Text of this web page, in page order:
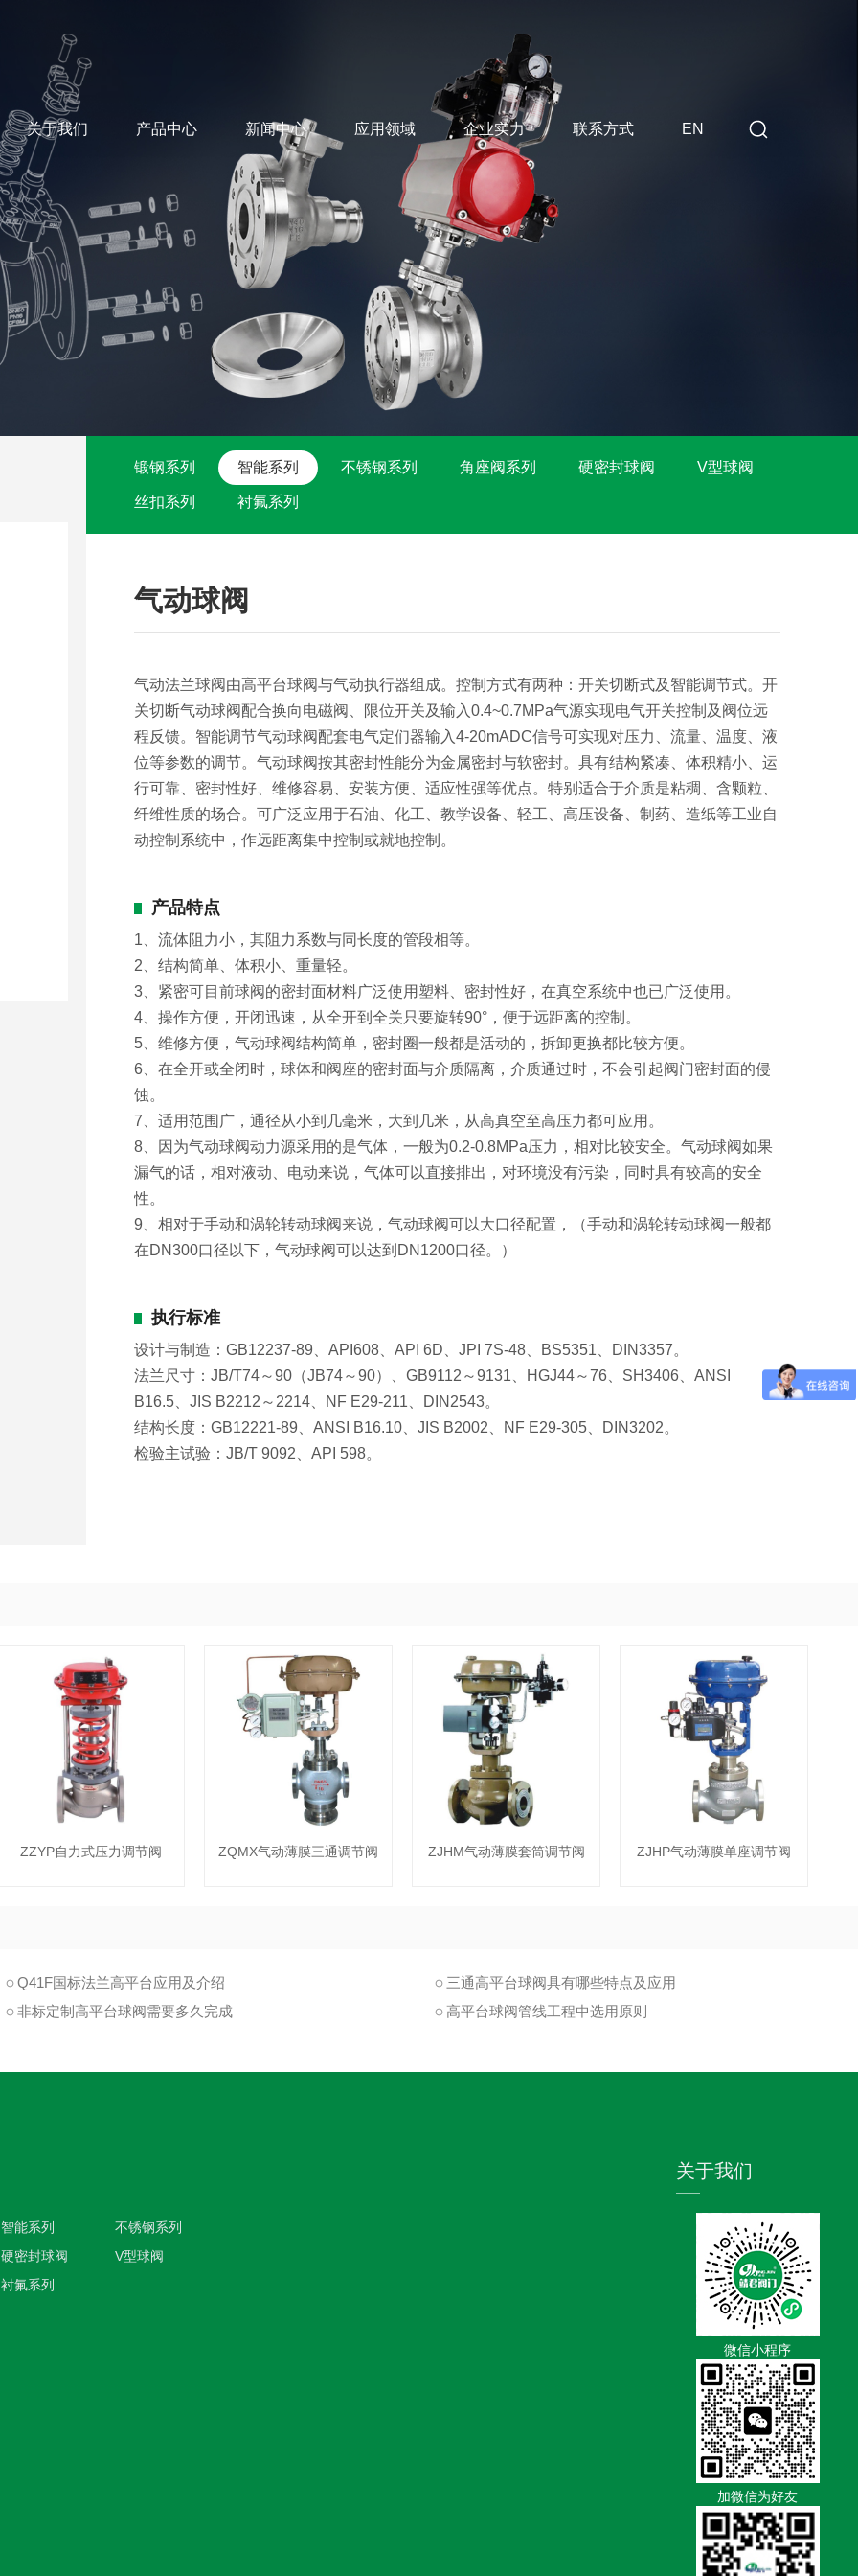
关于我们 产品中心 新闻中心 应用领域 企业实力 联系方式 EN
锻钢系列 智能系列 不锈钢系列 角座阀系列 硬密封球阀 V型球阀
丝扣系列 衬氟系列
气动球阀
气动法兰球阀由高平台球阀与气动执行器组成。控制方式有两种：开关切断式及智能调节式。开
关切断气动球阀配合换向电磁阀、限位开关及输入0.4~0.7MPa气源实现电气开关控制及阀位远
程反馈。智能调节气动球阀配套电气定们器输入4-20mADC信号可实现对压力、流量、温度、液
位等参数的调节。气动球阀按其密封性能分为金属密封与软密封。具有结构紧凑、体积精小、运
行可靠、密封性好、维修容易、安装方便、适应性强等优点。特别适合于介质是粘稠、含颗粒、
纤维性质的场合。可广泛应用于石油、化工、教学设备、轻工、高压设备、制药、造纸等工业自
动控制系统中，作远距离集中控制或就地控制。
产品特点
1、流体阻力小，其阻力系数与同长度的管段相等。
2、结构简单、体积小、重量轻。
3、紧密可目前球阀的密封面材料广泛使用塑料、密封性好，在真空系统中也已广泛使用。
4、操作方便，开闭迅速，从全开到全关只要旋转90°，便于远距离的控制。
5、维修方便，气动球阀结构简单，密封圈一般都是活动的，拆卸更换都比较方便。
6、在全开或全闭时，球体和阀座的密封面与介质隔离，介质通过时，不会引起阀门密封面的侵
蚀。
7、适用范围广，通径从小到几毫米，大到几米，从高真空至高压力都可应用。
8、因为气动球阀动力源采用的是气体，一般为0.2-0.8MPa压力，相对比较安全。气动球阀如果
漏气的话，相对液动、电动来说，气体可以直接排出，对环境没有污染，同时具有较高的安全
性。
9、相对于手动和涡轮转动球阀来说，气动球阀可以大口径配置，（手动和涡轮转动球阀一般都
在DN300口径以下，气动球阀可以达到DN1200口径。）
执行标准
设计与制造：GB12237-89、API608、API 6D、JPI 7S-48、BS5351、DIN3357。
法兰尺寸：JB/T74～90（JB74～90）、GB9112～9131、HGJ44～76、SH3406、ANSI
B16.5、JIS B2212～2214、NF E29-211、DIN2543。
结构长度：GB12221-89、ANSI B16.10、JIS B2002、NF E29-305、DIN3202。
检验主试验：JB/T 9092、API 598。
ZZYP自力式压力调节阀 ZQMX气动薄膜三通调节阀 ZJHM气动薄膜套筒调节阀 ZJHP气动薄膜单座调节阀
Q41F国标法兰高平台应用及介绍
三通高平台球阀具有哪些特点及应用
非标定制高平台球阀需要多久完成
高平台球阀管线工程中选用原则
智能系列
不锈钢系列
硬密封球阀
V型球阀
衬氟系列
关于我们
微信小程序
加微信为好友